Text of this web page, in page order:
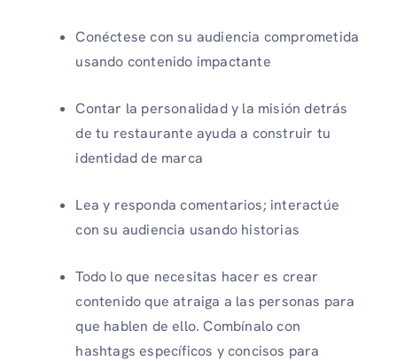
Conéctese con su audiencia comprometida
usando contenido impactante
Contar la personalidad y la misión detrás
de tu restaurante ayuda a construir tu
identidad de marca
Lea y responda comentarios; interactúe
con su audiencia usando historias
Todo lo que necesitas hacer es crear
contenido que atraiga a las personas para
que hablen de ello. Combínalo con
hashtags específicos y concisos para